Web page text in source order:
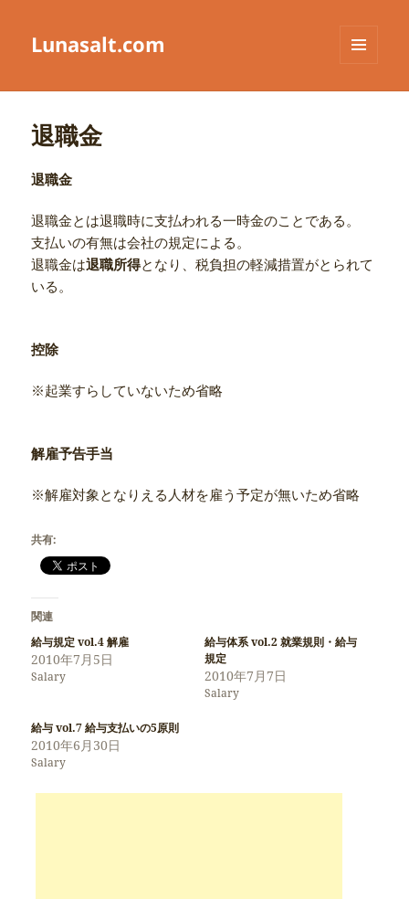
Lunasalt.com
ーとウ
退職金
退職金
退職金とは退職時に支払われる一時金のことである。
支払いの有無は会社の規定による。
退職金は退職所得となり、税負担の軽減措置がとられて
いる。
控除
※起業すらしていないため省略
解雇予告手当
※解雇対象となりえる人材を雇う予定が無いため省略
共有:
関連
給与規定 vol.4 解雇
2010年7月5日
Salary
給与体系 vol.2 就業規則・給与
規定
2010年7月7日
Salary
給与 vol.7 給与支払いの5原則
2010年6月30日
Salary